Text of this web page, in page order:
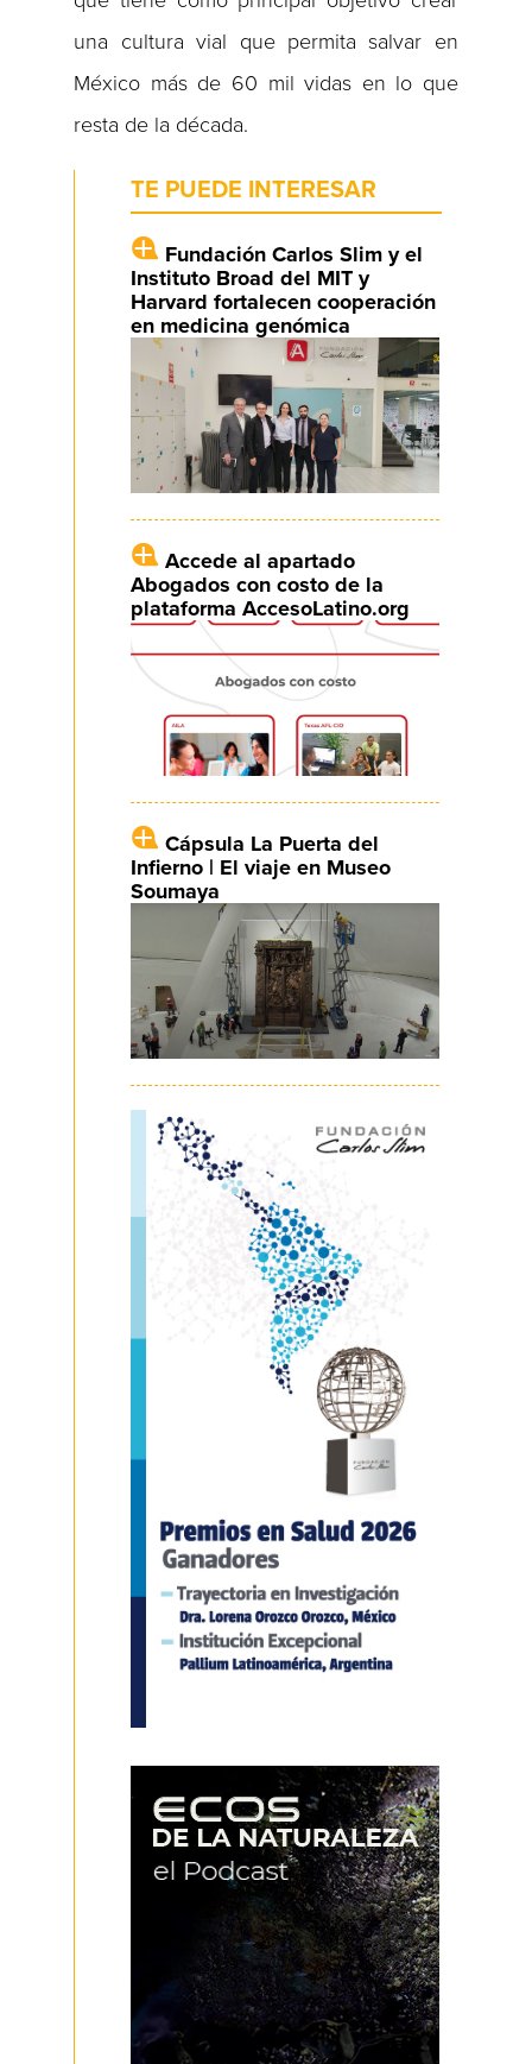
una cultura vial que permita salvar en
México más de 60 mil vidas en lo que
resta de la década.
TE PUEDE INTERESAR
Fundación Carlos Slim y el
Instituto Broad del MIT y
Harvard fortalecen cooperación
en medicina genómica
Accede al apartado
Abogados con costo de la
plataforma AccesoLatino.org
Cápsula La Puerta del
Infierno | El viaje en Museo
Soumaya